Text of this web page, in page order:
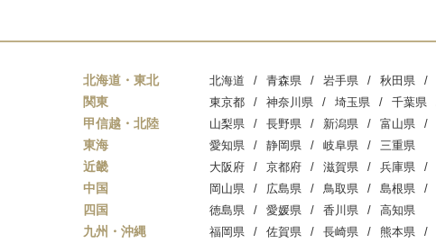
北海道・東北 北海道 青森県 岩手県 秋田県
関東 東京都 神奈川県 埼玉県 千葉県
甲信越・北陸 山梨県 長野県 新潟県 富山県
東海 愛知県 静岡県 岐阜県 三重県
近畿 大阪府 京都府 滋賀県 兵庫県
中国 岡山県 広島県 鳥取県 島根県
四国 徳島県 愛媛県 香川県 高知県
九州・沖縄 福岡県 佐賀県 長崎県 熊本県